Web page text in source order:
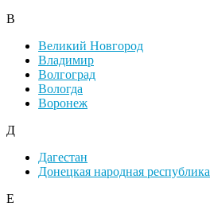
В
Великий Новгород
Владимир
Волгоград
Вологда
Воронеж
Д
Дагестан
Донецкая народная республика
Е